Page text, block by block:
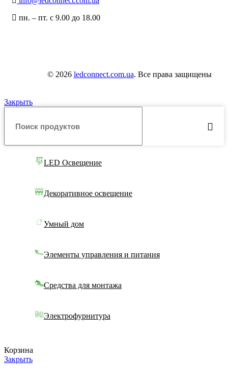
пн. – пт. с 9.00 до 18.00
© 2026 ledconnect.com.ua. Все права защищены
Закрыть
LED Освещение
Декоративное освещение
Умный дом
Элементы управления и питания
Средства для монтажа
Электрофурнитура
Корзина
Закрыть